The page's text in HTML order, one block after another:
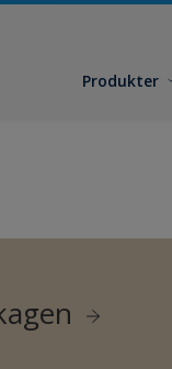
Produkter